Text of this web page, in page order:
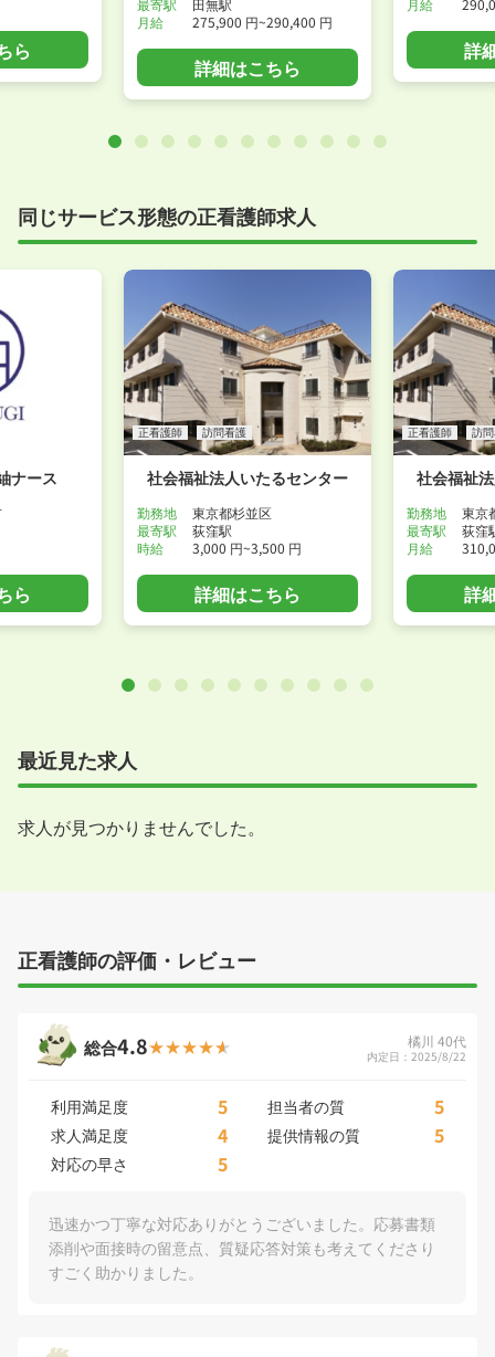
ら
月給
275,900 円~290,400 円
詳細はこちら
詳
同じサービス形態の正看護師求人
ナース
ら
正看護師 訪問看護
社会福祉法人いたるセンター
勤務地
東京都杉並区
最寄駅
荻窪駅
時給
3,000 円~3,500 円
詳細はこちら
正看護師 訪
社会福祉
勤務地
東京
最寄駅
荻窪
月給
詳
最近見た求人
求人が見つかりませんでした。
正看護師の評価・レビュー
総合4.8 橘川 40代
内定日：2025/8/22
利用満足度 5 担当者の質 5
求人満足度 4 提供情報の質 5
対応の早さ 5
迅速かつ丁寧な対応ありがとうございました。応募書類
添削や面接時の留意点、質疑応答対策も考えてくださり
すごく助かりました。